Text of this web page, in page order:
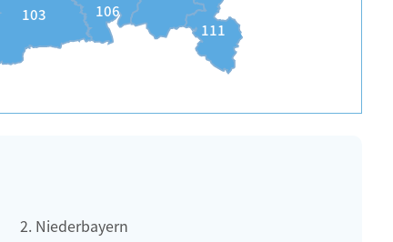
103 106
111
Niederbayern